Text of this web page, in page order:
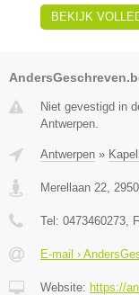
BEKIJK
Niet gevestigd in
Antwerpen.
Antwerpen »
Merellaan 22 2950
Tel: 0473460273 ,
E-mail ›
Website: https://